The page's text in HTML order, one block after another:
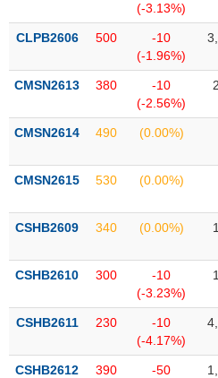
(-3.13%)
CLPB2606 500
-10
(-1.96%)
CMSN2613 380
-10
(-2.56%)
CMSN2614 490 (0.00%)
CMSN2615 530 (0.00%)
CSHB2609 340 (0.00%)
CSHB2610 300
-10
(-3.23%)
CSHB2611 230
-10
(-4.17%)
CSHB2612 390
-50
TIN
VỤ
THÔNG
TIỆN
ÍCH
BẤT